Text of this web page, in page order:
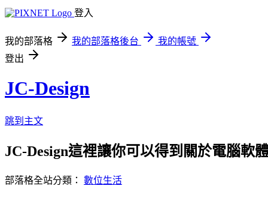
登入
我的部落格 我的部落格後台
我的帳號
登出
JC-Design
跳到主文
JC-Design這裡讓你可以得到關於電腦軟
部落格全站分類： 數位生活